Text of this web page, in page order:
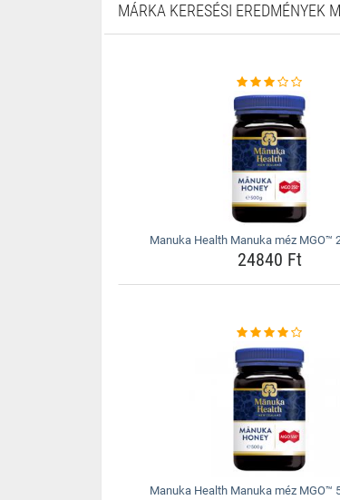
MÁRKA KERESÉSI EREDMÉNYEK
Manuka Health Manuka méz MGO™
24840 Ft
Manuka Health Manuka méz MGO™